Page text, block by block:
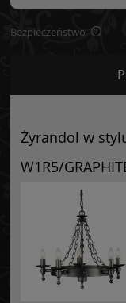
Bezpieczeństwo
Certyfikaty i
ul. Komandosów 3
32-085 Modlniczka, Polska
biuro@elsteadlighting.pl
Żyrandol w
W1R5/